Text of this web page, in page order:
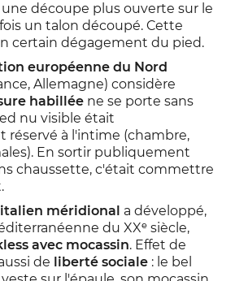
une découpe plus ouverte sur le
un talon découpé. Cette
certain dégagement du pied.
européenne du Nord
Allemagne) considère
habillée ne se porte sans
nu visible était
à l'intime (chambre,
En sortir publiquement
chaussette, c'était commettre
méridional a développé,
du XXᵉ siècle,
avec mocassin. Effet de
de liberté sociale : le bel